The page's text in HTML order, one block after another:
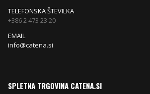
TELEFONSKA ŠTEVILKA
+386 2 473 23 20
EMAIL
info@catena.si
SPLETNA TRGOVINA CATENA.SI